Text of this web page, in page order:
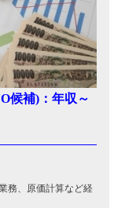
候補)：年収～
務、原価計算など経